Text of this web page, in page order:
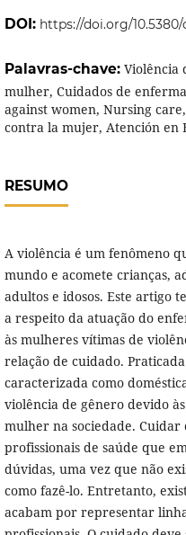
DOI: https://doi.org/10.5380/
Palavras-chave: Violência
mulher, Cuidados de
against women, Nursing
contra la mujer, Atención en
RESUMO
A violência é um fenômeno
mundo e acomete crianças,
adultos e idosos. Este artigo
a respeito da atuação do
às mulheres vítimas de
relação de cuidado.
caracterizada como
violência de gênero devido
mulher na sociedade. Cuidar
profissionais de saúde que
dúvidas, uma vez que não
como fazê-lo. Entretanto,
acabam por representar